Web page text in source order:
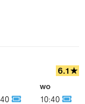
6.1★
wo
10:40